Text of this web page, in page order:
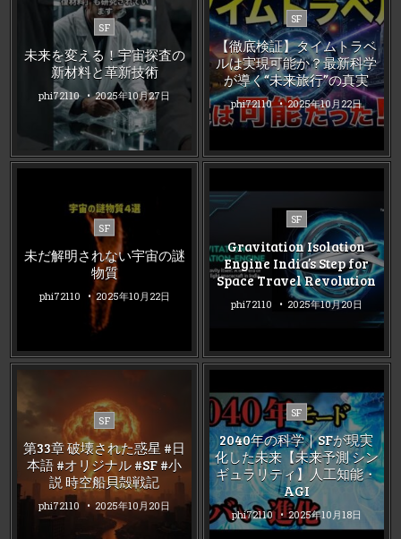
Posted
in
SF
未来を変える！宇宙探査の
新材料と革新技術
phi72110 2025年10月27日
Posted
in
SF
【徹底検証】タイムトラベ
ルは実現可能か？最新科学
が導く“未来旅行”の真実
phi72110 2025年10月22日
Posted
in
SF
未だ解明されない宇宙の謎
物質
phi72110 2025年10月22日
Posted
in
SF
Gravitation Isolation
Engine India’s Step for
Space Travel Revolution
phi72110 2025年10月20日
Posted
in
SF
第33章 破壊された惑星 #日
本語 #オリジナル #SF #小
説 時空船貝殻戦記
phi72110 2025年10月20日
Posted
in
SF
2040年の科学｜SFが現実
化した未来【未来予測 シン
ギュラリティ】人工知能・
AGI
phi72110 2025年10月18日